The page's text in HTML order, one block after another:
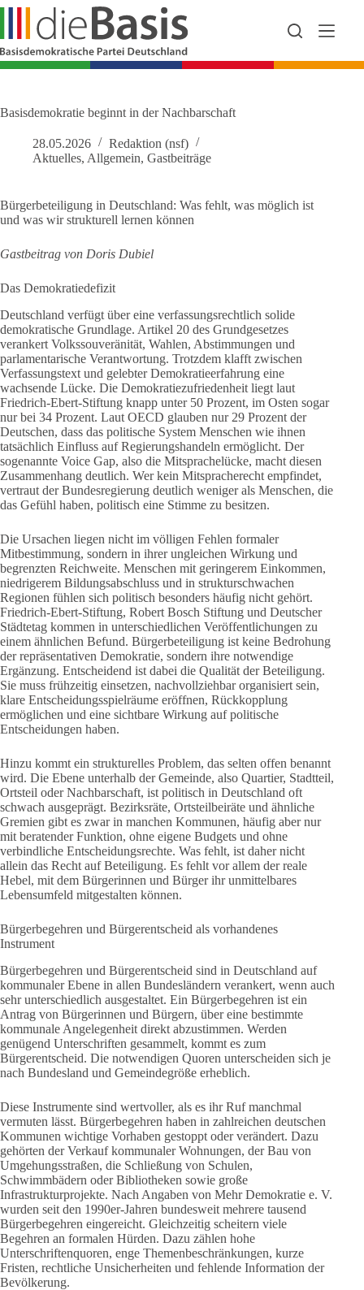
Zum
springen
Basisdemokratie beginnt in der Nachbarschaft
28.05.2026
Redaktion (nsf)
Aktuelles, Allgemein, Gastbeiträge
Bürgerbeteiligung in Deutschland: Was fehlt, was möglich ist
und was wir strukturell lernen können
Gastbeitrag von Doris Dubiel
Das Demokratiedefizit
Deutschland verfügt über eine verfassungsrechtlich solide
demokratische Grundlage. Artikel 20 des Grundgesetzes
verankert Volkssouveränität, Wahlen, Abstimmungen und
parlamentarische Verantwortung. Trotzdem klafft zwischen
Verfassungstext und gelebter Demokratieerfahrung eine
wachsende Lücke. Die Demokratiezufriedenheit liegt laut
Friedrich-Ebert-Stiftung knapp unter 50 Prozent, im Osten sogar
nur bei 34 Prozent. Laut OECD glauben nur 29 Prozent der
Deutschen, dass das politische System Menschen wie ihnen
tatsächlich Einfluss auf Regierungshandeln ermöglicht. Der
sogenannte Voice Gap, also die Mitsprachelücke, macht diesen
Zusammenhang deutlich. Wer kein Mitspracherecht empfindet,
vertraut der Bundesregierung deutlich weniger als Menschen, die
das Gefühl haben, politisch eine Stimme zu besitzen.
Die Ursachen liegen nicht im völligen Fehlen formaler
Mitbestimmung, sondern in ihrer ungleichen Wirkung und
begrenzten Reichweite. Menschen mit geringerem Einkommen,
niedrigerem Bildungsabschluss und in strukturschwachen
Regionen fühlen sich politisch besonders häufig nicht gehört.
Friedrich-Ebert-Stiftung, Robert Bosch Stiftung und Deutscher
Städtetag kommen in unterschiedlichen Veröffentlichungen zu
einem ähnlichen Befund. Bürgerbeteiligung ist keine Bedrohung
der repräsentativen Demokratie, sondern ihre notwendige
Ergänzung. Entscheidend ist dabei die Qualität der Beteiligung.
Sie muss frühzeitig einsetzen, nachvollziehbar organisiert sein,
klare Entscheidungsspielräume eröffnen, Rückkopplung
ermöglichen und eine sichtbare Wirkung auf politische
Entscheidungen haben.
Hinzu kommt ein strukturelles Problem, das selten offen benannt
wird. Die Ebene unterhalb der Gemeinde, also Quartier, Stadtteil,
Ortsteil oder Nachbarschaft, ist politisch in Deutschland oft
schwach ausgeprägt. Bezirksräte, Ortsteilbeiräte und ähnliche
Gremien gibt es zwar in manchen Kommunen, häufig aber nur
mit beratender Funktion, ohne eigene Budgets und ohne
verbindliche Entscheidungsrechte. Was fehlt, ist daher nicht
allein das Recht auf Beteiligung. Es fehlt vor allem der reale
Hebel, mit dem Bürgerinnen und Bürger ihr unmittelbares
Lebensumfeld mitgestalten können.
Bürgerbegehren und Bürgerentscheid als vorhandenes
Instrument
Bürgerbegehren und Bürgerentscheid sind in Deutschland auf
kommunaler Ebene in allen Bundesländern verankert, wenn auch
sehr unterschiedlich ausgestaltet. Ein Bürgerbegehren ist ein
Antrag von Bürgerinnen und Bürgern, über eine bestimmte
kommunale Angelegenheit direkt abzustimmen. Werden
genügend Unterschriften gesammelt, kommt es zum
Bürgerentscheid. Die notwendigen Quoren unterscheiden sich je
nach Bundesland und Gemeindegröße erheblich.
Diese Instrumente sind wertvoller, als es ihr Ruf manchmal
vermuten lässt. Bürgerbegehren haben in zahlreichen deutschen
Kommunen wichtige Vorhaben gestoppt oder verändert. Dazu
gehörten der Verkauf kommunaler Wohnungen, der Bau von
Umgehungsstraßen, die Schließung von Schulen,
Schwimmbädern oder Bibliotheken sowie große
Infrastrukturprojekte. Nach Angaben von Mehr Demokratie e. V.
wurden seit den 1990er-Jahren bundesweit mehrere tausend
Bürgerbegehren eingereicht. Gleichzeitig scheitern viele
Begehren an formalen Hürden. Dazu zählen hohe
Unterschriftenquoren, enge Themenbeschränkungen, kurze
Fristen, rechtliche Unsicherheiten und fehlende Information der
Bevölkerung.